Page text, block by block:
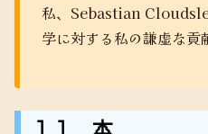
私、Sebastian
学に対する私の謙虚な貢
１１ 本